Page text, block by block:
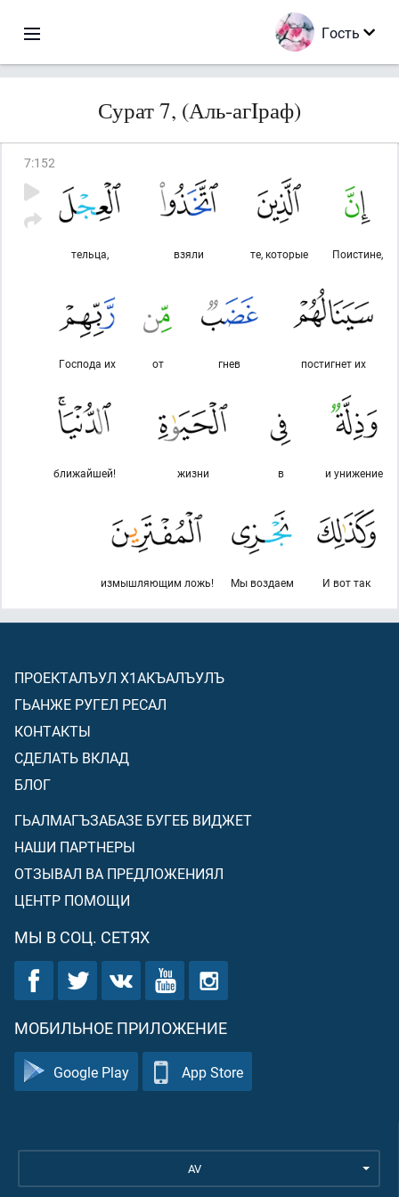
Гость
Сурат 7, (Аль-агIраф)
7:152
Поистине,
те, которые
взяли
тельца,
постигнет их
гнев
от
Господа их
и унижение
в
жизни
ближайшей!
И вот так
Мы воздаем
измышляющим ложь!
ПРОЕКТАЛЪУЛ Х1АКЪАЛЪУЛЪ
ГЬАНЖЕ РУГЕЛ РЕСАЛ
КОНТАКТЫ
СДЕЛАТЬ ВКЛАД
БЛОГ
ГЬАЛМАГЪЗАБАЗЕ БУГЕБ ВИДЖЕТ
НАШИ ПАРТНЕРЫ
ОТЗЫВАЛ ВА ПРЕДЛОЖЕНИЯЛ
ЦЕНТР ПОМОЩИ
МЫ В СОЦ. СЕТЯХ
МОБИЛЬНОЕ ПРИЛОЖЕНИЕ
Google Play App Store
AV